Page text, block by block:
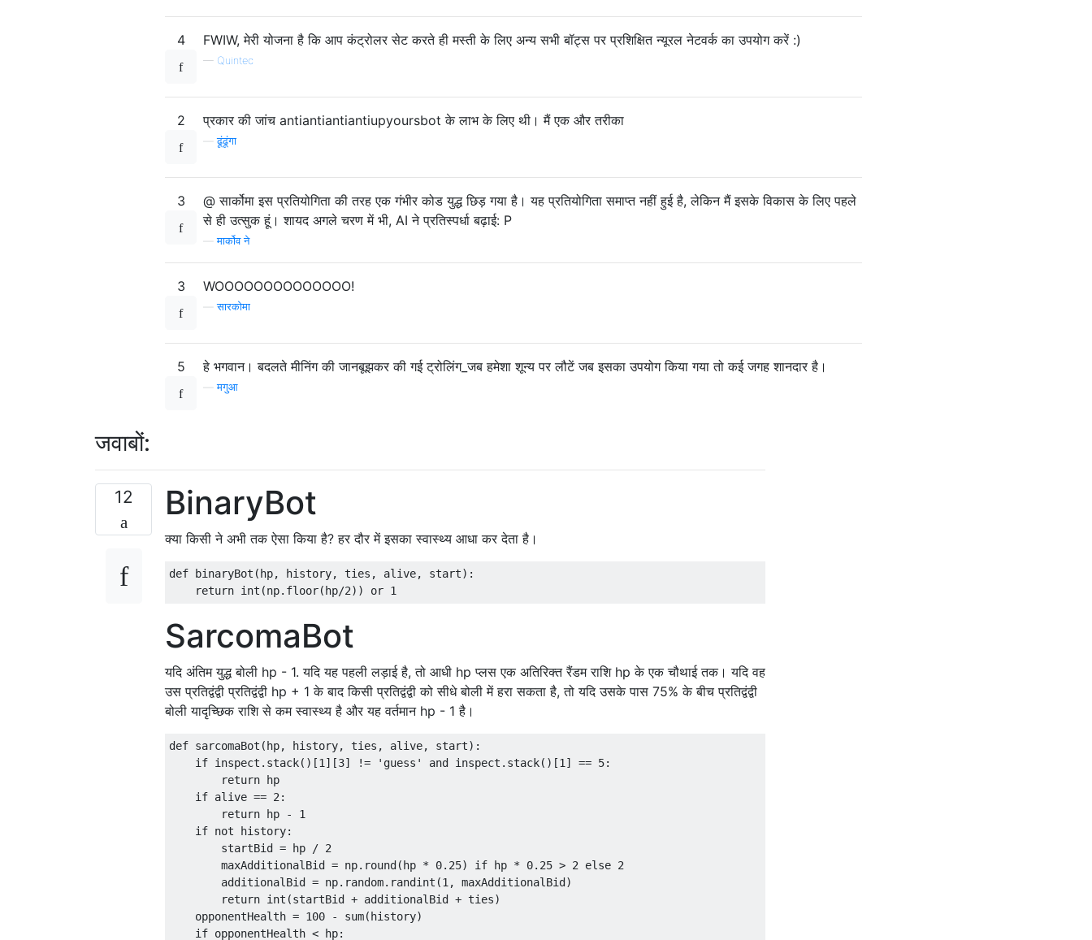
4 FWIW, मेरी योजना है कि आप कंट्रोलर सेट करते ही मस्ती के लिए अन्य सभी बॉट्स पर प्रशिक्षित न्यूरल नेटवर्क का उपयोग करें :)
— Quintec
2 प्रकार की जांच antiantiantiantiupyoursbot के लाभ के लिए थी। मैं एक और तरीका
—ढूंढूंगा
3
@ सार्कोमा इस प्रतियोगिता की तरह एक गंभीर कोड युद्ध छिड़ गया है। यह प्रतियोगिता समाप्त नहीं हुई है, लेकिन मैं इसके विकास के लिए पहले
से ही उत्सुक हूं। शायद अगले चरण में भी, AI ने प्रतिस्पर्धा बढ़ाई: P
—मार्कोव ने
3 WOOOOOOOOOOOOOO!
—सारकोमा
5 हे भगवान। बदलते मीनिंग की जानबूझकर की गई ट्रोलिंग_जब हमेशा शून्य पर लौटें जब इसका उपयोग किया गया तो कई जगह शानदार है।
—मगुआ
जवाबों:
12 BinaryBot
क्या किसी ने अभी तक ऐसा किया है? हर दौर में इसका स्वास्थ्य आधा कर देता है।
def binaryBot(hp, history, ties, alive, start):
SarcomaBot
यदि अंतिम युद्ध बोली hp - 1. यदि यह पहली लड़ाई है, तो आधी hp प्लस एक अतिरिक्त रैंडम राशि hp के एक चौथाई तक। यदि वह
उस प्रतिद्वंद्वी प्रतिद्वंद्वी hp + 1 के बाद किसी प्रतिद्वंद्वी को सीधे बोली में हरा सकता है, तो यदि उसके पास 75% के बीच प्रतिद्वंद्वी
बोली यादृच्छिक राशि से कम स्वास्थ्य है और यह वर्तमान hp - 1 है।
def sarcomaBot(hp, history, ties, alive, start):
    if inspect.stack()[1][3] != 'guess' and inspect.stack()[1] == 5:
        return hp
    if alive == 2:
        return hp - 1
    if not history:
        startBid = hp / 2
        maxAdditionalBid = np.round(hp * 0.25) if hp * 0.25 > 2 else 2
        additionalBid = np.random.randint(1, maxAdditionalBid)
        return int(startBid + additionalBid + ties)
    opponentHealth = 100 - sum(history)
    if opponentHealth < hp: